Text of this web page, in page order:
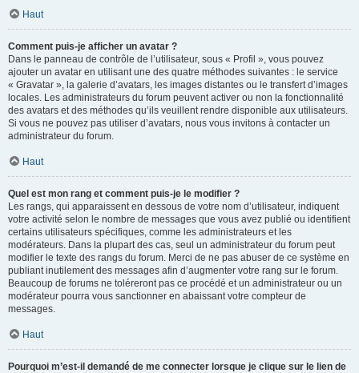
Haut
Comment puis-je afficher un avatar ?
Dans le panneau de contrôle de l’utilisateur, sous « Profil », vous pouvez
ajouter un avatar en utilisant une des quatre méthodes suivantes : le service
« Gravatar », la galerie d’avatars, les images distantes ou le transfert d’images
locales. Les administrateurs du forum peuvent activer ou non la fonctionnalité
des avatars et des méthodes qu’ils veuillent rendre disponible aux utilisateurs.
Si vous ne pouvez pas utiliser d’avatars, nous vous invitons à contacter un
administrateur du forum.
Haut
Quel est mon rang et comment puis-je le modifier ?
Les rangs, qui apparaissent en dessous de votre nom d’utilisateur, indiquent
votre activité selon le nombre de messages que vous avez publié ou identifient
certains utilisateurs spécifiques, comme les administrateurs et les
modérateurs. Dans la plupart des cas, seul un administrateur du forum peut
modifier le texte des rangs du forum. Merci de ne pas abuser de ce système en
publiant inutilement des messages afin d’augmenter votre rang sur le forum.
Beaucoup de forums ne toléreront pas ce procédé et un administrateur ou un
modérateur pourra vous sanctionner en abaissant votre compteur de
messages.
Haut
Pourquoi m’est-il demandé de me connecter lorsque je clique sur le lien de